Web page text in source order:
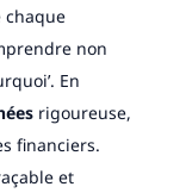
chaque
non
En
rigoureuse,
financiers.
et